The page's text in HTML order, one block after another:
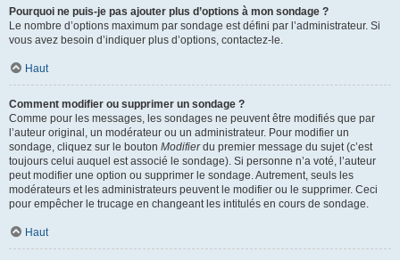
Pourquoi ne puis-je pas ajouter plus d’options à mon sondage ?
Le nombre d’options maximum par sondage est défini par l’administrateur. Si
vous avez besoin d’indiquer plus d’options, contactez-le.
Haut
Comment modifier ou supprimer un sondage ?
Comme pour les messages, les sondages ne peuvent être modifiés que par
l’auteur original, un modérateur ou un administrateur. Pour modifier un
sondage, cliquez sur le bouton Modifierdu premier message du sujet (c’est
toujours celui auquel est associé le sondage). Si personne n’a voté, l’auteur
peut modifier une option ou supprimer le sondage. Autrement, seuls les
modérateurs et les administrateurs peuvent le modifier ou le supprimer. Ceci
pour empêcher le trucage en changeant les intitulés en cours de sondage.
Haut